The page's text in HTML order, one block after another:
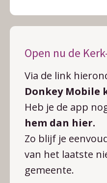
Open nu de
Via de link
Donkey Mobile
Heb je de app
hem dan hier.
Zo blijf je
van het laatste
gemeente.